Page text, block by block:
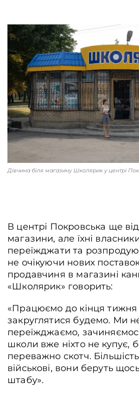
Дівчина біля магазину Школярик у центрі
В центрі Покровська ще
магазини, але їхні
переїжджати та
не очікуючи нових
продавчиня в магазині
«Школярик» говорить:
«Працюємо до кінця тижня
закруглятися будемо. Ми
переїжджаємо,
школи вже ніхто не купує,
переважно скотч.
військові, вони беруть
штабу».